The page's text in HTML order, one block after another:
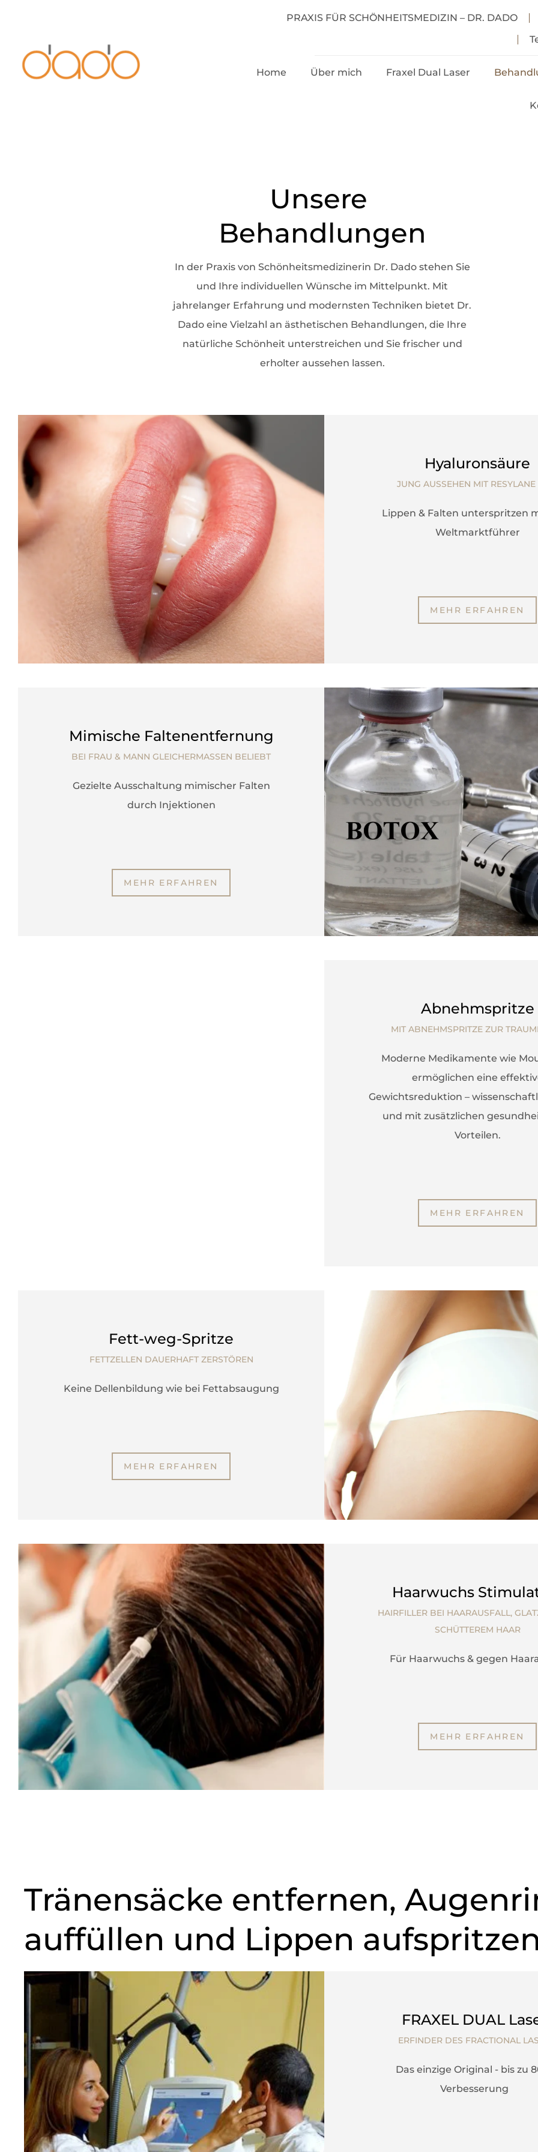
PRAXIS FÜR SCHÖNHEITSMEDIZIN – DR. DADO
Home Über mich Fraxel Dual Laser
Unsere
Behandlungen
In der Praxis von Schönheitsmedizinerin Dr. Dado stehen Sie
und Ihre individuellen Wünsche im Mittelpunkt. Mit
jahrelanger Erfahrung und modernsten Techniken bietet Dr.
Dado eine Vielzahl an ästhetischen Behandlungen, die Ihre
natürliche Schönheit unterstreichen und Sie frischer und
erholter aussehen lassen.
Hyaluronsäure
JUNG AUSSEHEN MIT RESYLANE
Lippen & Falten unterspritzen
Weltmarktführer
MEHR ERFAHREN
Mimische Faltenentfernung
BEI FRAU & MANN GLEICHERMASSEN BELIEBT
Gezielte Ausschaltung mimischer Falten
durch Injektionen
MEHR ERFAHREN
Abnehmspritze
MIT ABNEHMSPRITZE ZUR
Moderne Medikamente wie
ermöglichen eine
Gewichtsreduktion –
und mit zusätzlichen
Vorteilen.
MEHR ERFAHREN
Fett-weg-Spritze
FETTZELLEN DAUERHAFT ZERSTÖREN
Keine Dellenbildung wie bei Fettabsaugung
MEHR ERFAHREN
Haarwuchs
HAIRFILLER BEI HAARAUSFALL,
SCHÜTTEREM HAAR
Für Haarwuchs & gegen
MEHR ERFAHREN
Tränensäcke entfernen,
auffüllen und Lippen aufspritzen
FRAXEL DUAL
ERFINDER DES FRACTIONAL
Das einzige Original - bis zu
Verbesserung